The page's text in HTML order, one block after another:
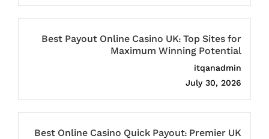
Best Payout Online Casino UK: Top Sites for
Maximum Winning Potential
itqanadmin
July 30, 2026
Best Online Casino Quick Payout: Premier UK